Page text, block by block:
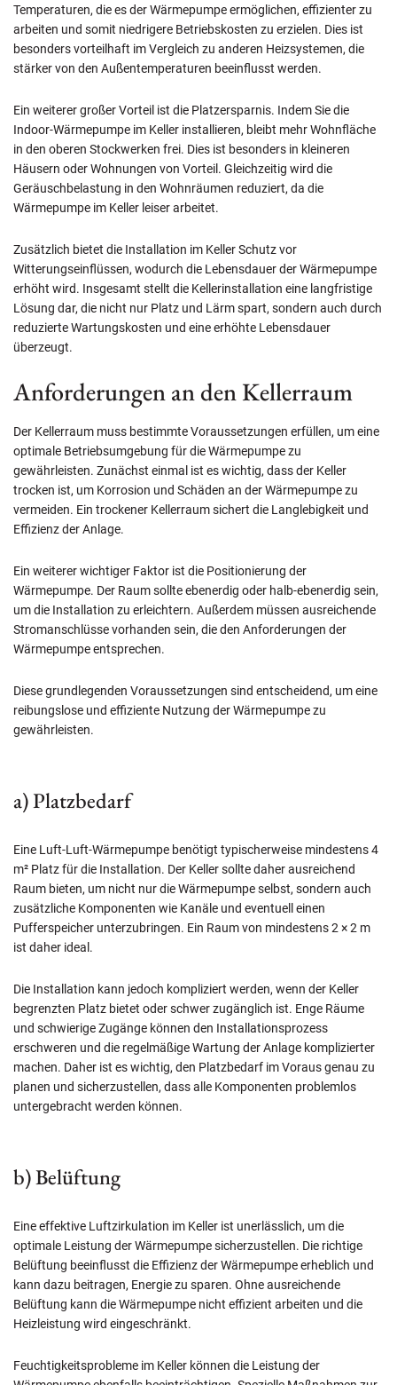
Temperaturen, die es der Wärmepumpe ermöglichen, effizienter zu
arbeiten und somit niedrigere Betriebskosten zu erzielen. Dies ist
besonders vorteilhaft im Vergleich zu anderen Heizsystemen, die
stärker von den Außentemperaturen beeinflusst werden.
Ein weiterer großer Vorteil ist die Platzersparnis. Indem Sie die
Indoor-Wärmepumpe im Keller installieren, bleibt mehr Wohnfläche
in den oberen Stockwerken frei. Dies ist besonders in kleineren
Häusern oder Wohnungen von Vorteil. Gleichzeitig wird die
Geräuschbelastung in den Wohnräumen reduziert, da die
Wärmepumpe im Keller leiser arbeitet.
Zusätzlich bietet die Installation im Keller Schutz vor
Witterungseinflüssen, wodurch die Lebensdauer der Wärmepumpe
erhöht wird. Insgesamt stellt die Kellerinstallation eine langfristige
Lösung dar, die nicht nur Platz und Lärm spart, sondern auch durch
reduzierte Wartungskosten und eine erhöhte Lebensdauer
überzeugt.
Anforderungen an den Kellerraum
Der Kellerraum muss bestimmte Voraussetzungen erfüllen, um eine
optimale Betriebsumgebung für die Wärmepumpe zu
gewährleisten. Zunächst einmal ist es wichtig, dass der Keller
trocken ist, um Korrosion und Schäden an der Wärmepumpe zu
vermeiden. Ein trockener Kellerraum sichert die Langlebigkeit und
Effizienz der Anlage.
Ein weiterer wichtiger Faktor ist die Positionierung der
Wärmepumpe. Der Raum sollte ebenerdig oder halb-ebenerdig sein,
um die Installation zu erleichtern. Außerdem müssen ausreichende
Stromanschlüsse vorhanden sein, die den Anforderungen der
Wärmepumpe entsprechen.
Diese grundlegenden Voraussetzungen sind entscheidend, um eine
reibungslose und effiziente Nutzung der Wärmepumpe zu
gewährleisten.
a) Platzbedarf
Eine Luft-Luft-Wärmepumpe benötigt typischerweise mindestens 4
m² Platz für die Installation. Der Keller sollte daher ausreichend
Raum bieten, um nicht nur die Wärmepumpe selbst, sondern auch
zusätzliche Komponenten wie Kanäle und eventuell einen
Pufferspeicher unterzubringen. Ein Raum von mindestens 2 × 2 m
ist daher ideal.
Die Installation kann jedoch kompliziert werden, wenn der Keller
begrenzten Platz bietet oder schwer zugänglich ist. Enge Räume
und schwierige Zugänge können den Installationsprozess
erschweren und die regelmäßige Wartung der Anlage komplizierter
machen. Daher ist es wichtig, den Platzbedarf im Voraus genau zu
planen und sicherzustellen, dass alle Komponenten problemlos
untergebracht werden können.
b) Belüftung
Eine effektive Luftzirkulation im Keller ist unerlässlich, um die
optimale Leistung der Wärmepumpe sicherzustellen. Die richtige
Belüftung beeinflusst die Effizienz der Wärmepumpe erheblich und
kann dazu beitragen, Energie zu sparen. Ohne ausreichende
Belüftung kann die Wärmepumpe nicht effizient arbeiten und die
Heizleistung wird eingeschränkt.
Feuchtigkeitsprobleme im Keller können die Leistung der